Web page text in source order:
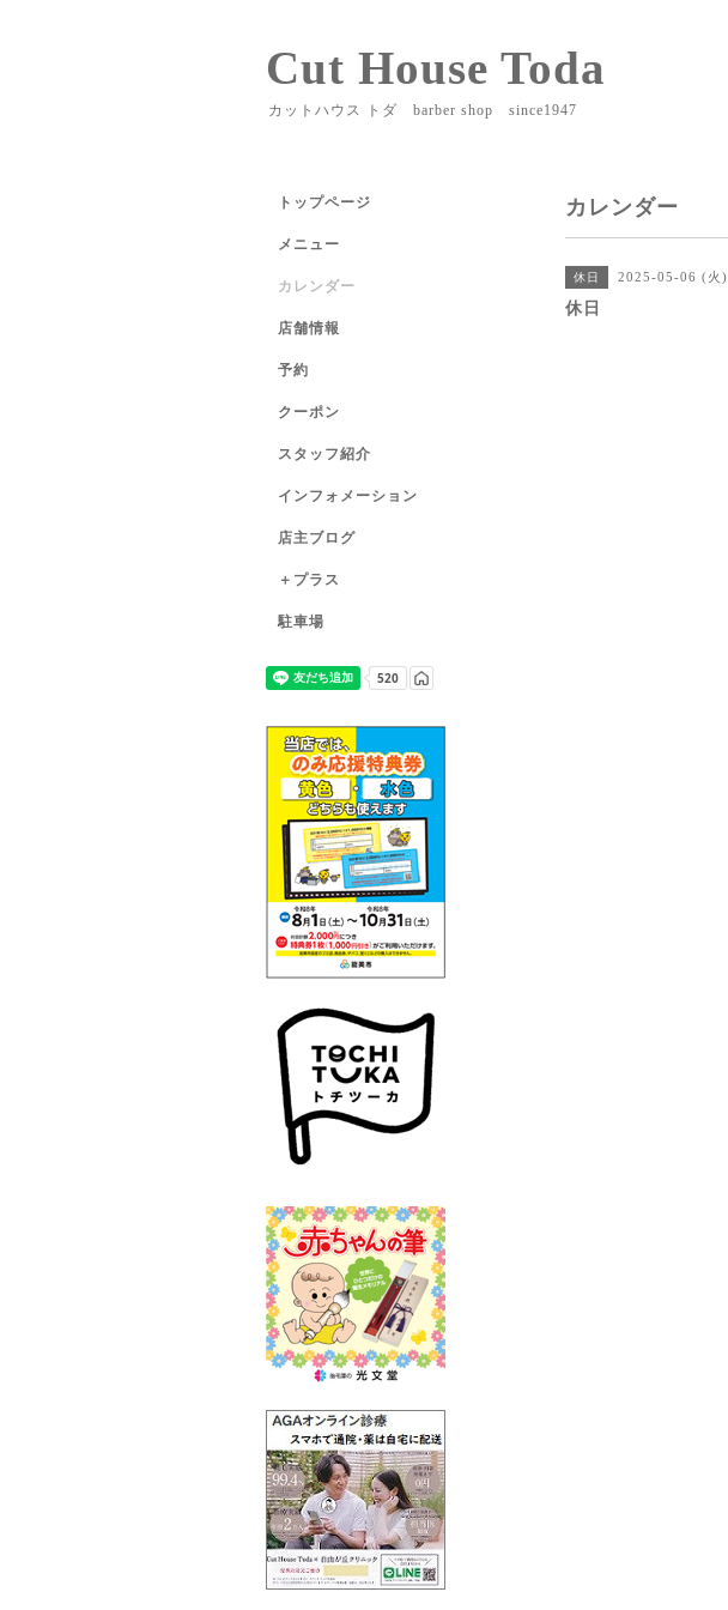
Cut House Toda
カットハウス トダ barber shop since1947
カレンダー
休日 2025-05-06 (火)
休日
トップページ
メニュー
カレンダー
店舗情報
予約
クーポン
スタッフ紹介
インフォメーション
店主ブログ
＋プラス
駐車場